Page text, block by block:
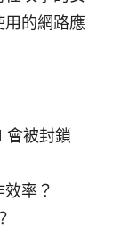
用的網路應
會被封鎖
率？